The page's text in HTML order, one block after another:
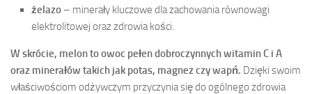
żelazo – minerały kluczowe dla zachowania równowagi
elektrolitowej oraz zdrowia kości.
W skrócie, melon to owoc pełen dobroczynnych witamin C i A
oraz minerałów takich jak potas, magnez czy wapń. Dzięki swoim
właściwościom odżywczym przyczynia się do ogólnego zdrowia